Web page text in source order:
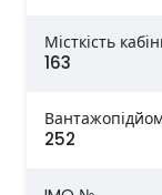
Місткість
163
252